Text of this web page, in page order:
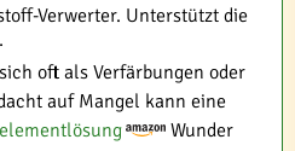
Verwerter. Unterstützt die
oft als Verfärbungen oder
auf Mangel kann eine
Wunder